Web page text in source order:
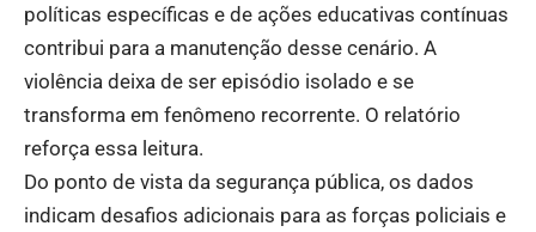
políticas específicas e de ações educativas contínuas
contribui para a manutenção desse cenário. A
violência deixa de ser episódio isolado e se
transforma em fenômeno recorrente. O relatório
reforça essa leitura.
Do ponto de vista da segurança pública, os dados
indicam desafios adicionais para as forças policiais e